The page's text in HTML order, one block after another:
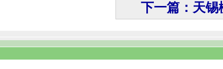
下一篇：天锡